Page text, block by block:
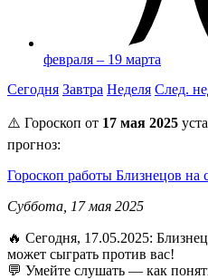
февраля – 19 марта
Сегодня Завтра Неделя След.
⚠️ Гороскоп от 17 мая 2025
прогноз:
Гороскоп работы Близнецов на
Суббота, 17 мая 2025
🔥 Сегодня, 17.05.2025:
может сыграть против вас!
💬 Умейте слушать — как